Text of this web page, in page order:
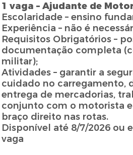
1 vaga – Ajudante de
Escolaridade – ensino
Experiência – não é
Requisitos Obrigatórios –
documentação completa
militar);
Atividades – garantir a
cuidado no carregamento,
entrega de mercadorias,
conjunto com o motorista
braço direito nas rotas.
Disponível até 8/7/2026 ou
vaga